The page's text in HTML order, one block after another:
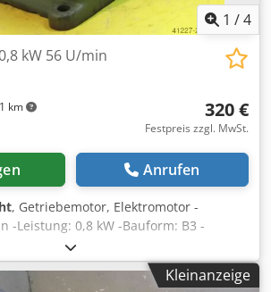
1 /4
km
kW 56 U/min
320 €
Festpreis zzgl. MwSt.
Anrufen
, Getriebemotor, Elektromotor -
-Leistung: 0,8 kW -Bauform: B3 -
Ø 40 mm Dedecnf E Tspfx Akcskr -
500/240/H295 mm -
Kleinanzeige